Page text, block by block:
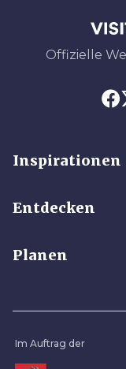
Offizielle
Inspirationen
Entdecken
Planen
Im Auftrag der